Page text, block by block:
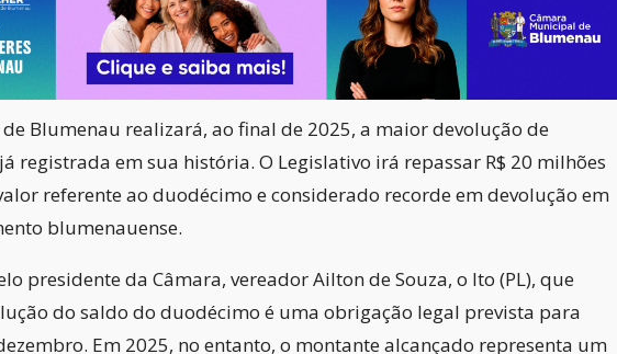
Blumenau realizará, ao final de 2025, a maior devolução de
registrada em sua história. O Legislativo irá repassar R$ 20 milhões
referente ao duodécimo e considerado recorde em devolução em
blumenauense.
presidente da Câmara, vereador Ailton de Souza, o Ito (PL), que
do saldo do duodécimo é uma obrigação legal prevista para
Em 2025, no entanto, o montante alcançado representa um